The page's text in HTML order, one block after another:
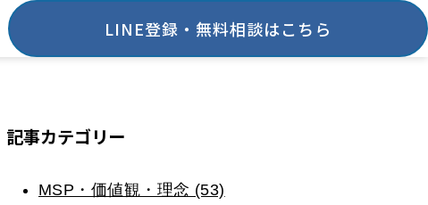
LINE登録・無料相談はこちら
記事カテゴリー
MSP・価値観・理念 (53)